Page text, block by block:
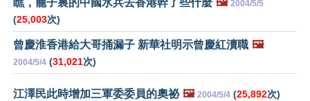
瞧，籠子裏的中國水兵去香港幹了些什麼 🖼️ 2004/5/5
(25,003次)
曾慶淮香港給大哥捅漏子 新華社明示曾慶紅瀆職 🖼️
2004/5/4 (31,021次)
江澤民此時增加三軍委委員的奧祕 🖼️ 2004/5/4 (25,892次)